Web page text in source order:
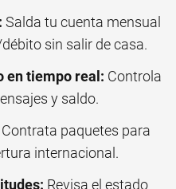
Salda tu cuenta mensual
sin salir de casa.
en tiempo real: Controla
y saldo.
Contrata paquetes para
internacional.
Revisa el estado